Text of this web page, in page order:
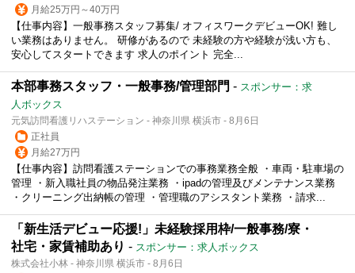
月給25万円～40万円
【仕事内容】一般事務スタッフ募集/ オフィスワークデビューOK! 難し
い業務はありません。 研修があるので 未経験の方や経験が浅い方も、
安心してスタートできます 求人のポイント 完全...
本部事務スタッフ・一般事務/管理部門 - スポンサー：求
人ボックス
元気訪問看護リハステーション - 神奈川県 横浜市 - 8月6日
正社員
月給27万円
【仕事内容】訪問看護ステーションでの事務業務全般 ・車両・駐車場の
管理 ・新入職社員の物品発注業務 ・ipadの管理及びメンテナンス業務
・クリーニング出納帳の管理 ・管理職のアシスタント業務 ・請求...
「新生活デビュー応援!」未経験採用枠/一般事務/寮・
社宅・家賃補助あり - スポンサー：求人ボックス
株式会社小林 - 神奈川県 横浜市 - 8月6日